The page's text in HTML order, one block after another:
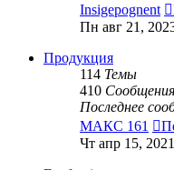
Insigepognent
Пн авг 21,
Продукция
114 Темы
410 Сообщения
Последнее
МАКС 161
Чт апр 15,